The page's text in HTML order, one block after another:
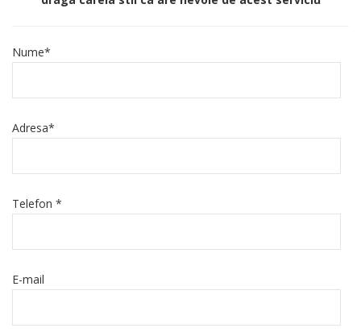
Nume*
Adresa*
Telefon *
E-mail